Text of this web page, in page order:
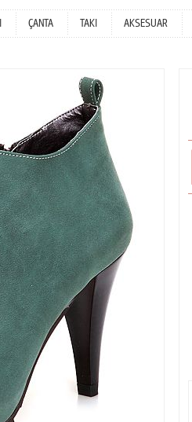
ÇANTA TAKI AKSESUAR